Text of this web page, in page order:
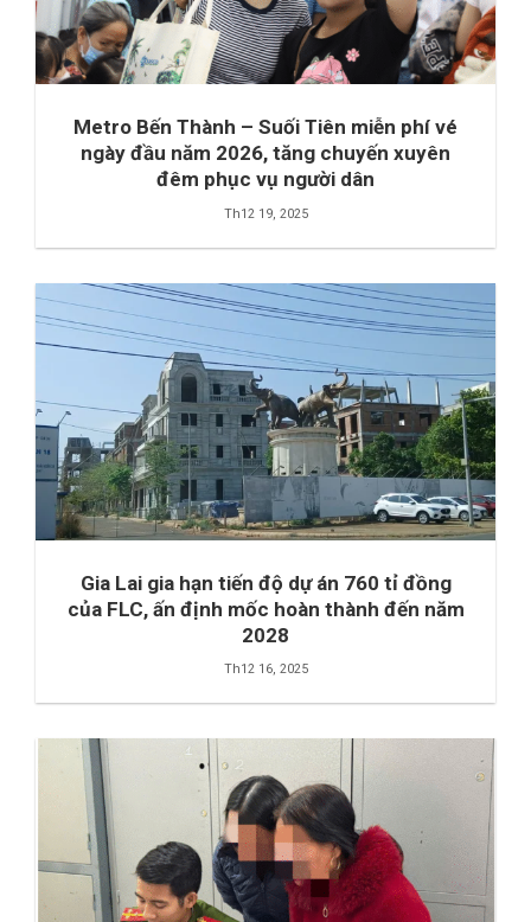
Metro Bến Thành – Suối Tiên miễn phí vé
ngày đầu năm 2026, tăng chuyến xuyên
đêm phục vụ người dân
Th12 19, 2025
Gia Lai gia hạn tiến độ dự án 760 tỉ đồng
của FLC, ấn định mốc hoàn thành đến năm
2028
Th12 16, 2025